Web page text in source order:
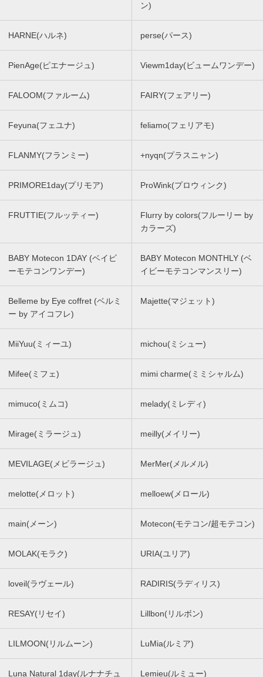
ン)
HARNE(ハルネ) perse(パース)
PienAge(ピエナージュ) Viewm1day(ビュームワンデー)
FALOOM(ファルーム) FAIRY(フェアリー)
Feyuna(フェユナ) feliamo(フェリアモ)
FLANMY(フランミー) +nyqn(プラスニャン)
PRIMORE1day(プリモア) ProWink(プロウィンク)
FRUTTIE(フルッティー)
Flurry by colors(フルーリー by
カラーズ)
BABY Motecon 1DAY (ベイビ
ーモテコンワンデー)
BABY Motecon MONTHLY (ベ
イビーモテコンマンスリー)
Belleme by Eye coffret (ベルミ
ー by アイコフレ)
Majette(マジェット)
MiiYuu(ミィーユ) michou(ミシュー)
Mifee(ミフェ) mimi charme(ミミシャルム)
mimuco(ミムコ) melady(ミレディ)
Mirage(ミラージュ) meilly(メイリー)
MEVILAGE(メビラージュ) MerMer(メルメル)
melotte(メロット) melloew(メロール)
main(メーン) Motecon(モテコン/超モテコン)
MOLAK(モラク) URIA(ユリア)
loveil(ラヴェール) RADIRIS(ラディリス)
RESAY(リセイ) Lillbon(リルボン)
LILMOON(リルムーン) LuMia(ルミア)
Luna Natural 1day(ルナナチュ
Lemieu(ルミュー)